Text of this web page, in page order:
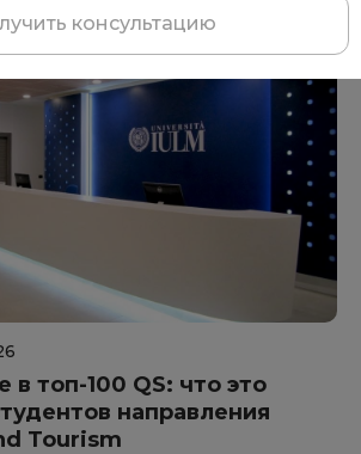
в топ-100 QS: что это
направления
Tourism
консультацию